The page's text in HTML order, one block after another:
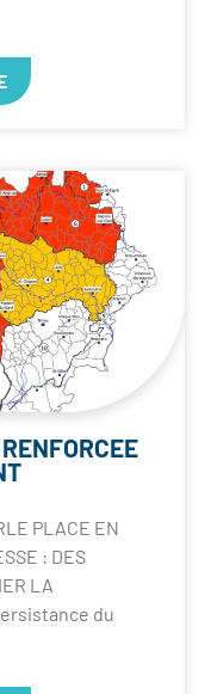
PLACE EN
: DES
LA
du